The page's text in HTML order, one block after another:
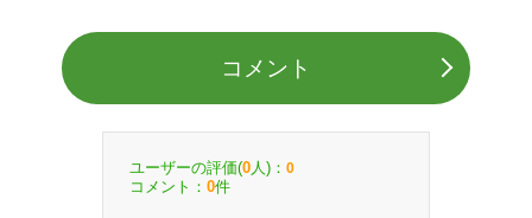
コメント
ユーザーの評価(0 人)： 0
コメント： 0件